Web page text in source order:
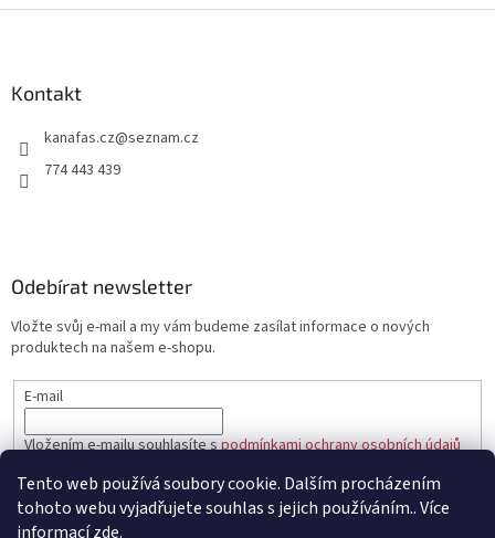
Tento web používá soubory cookie. Dalším procházením
tohoto webu vyjadřujete souhlas s jejich používáním.. Více
informacízde.
Kontakt
kanafas.cz@seznam.cz
774 443 439
Odebírat newsletter
Vložte svůj e-mail a my vám budeme zasílat informace o nových
produktech na našem e-shopu.
E-mail
Vložením e-mailu souhlasíte spodmínkami ochrany osobních údajů
PŘIHLÁSIT SE